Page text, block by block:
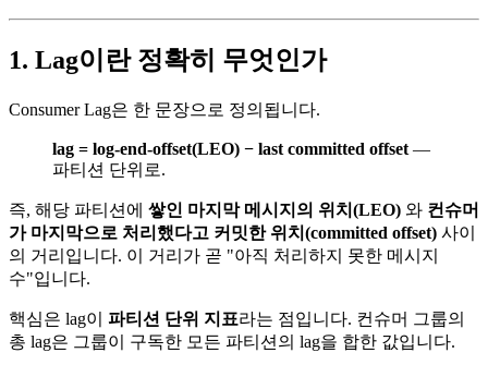
1. Lag이란 정확히 무엇인가
Consumer Lag은 한 문장으로 정의됩니다.
lag = log-end-offset(LEO) − last committed offset —
파티션 단위로.
즉, 해당 파티션에 쌓인 마지막 메시지의 위치(LEO) 와 컨슈머
가 마지막으로 처리했다고 커밋한 위치(committed offset) 사이
의 거리입니다. 이 거리가 곧 "아직 처리하지 못한 메시지
수"입니다.
핵심은 lag이 파티션 단위 지표라는 점입니다. 컨슈머 그룹의
총 lag은 그룹이 구독한 모든 파티션의 lag을 합한 값입니다.